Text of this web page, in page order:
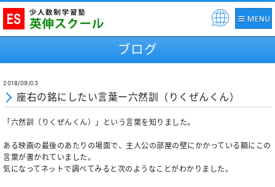
ブログ
2018/09/03
座右の銘にしたい言葉ー六然訓（りくぜんくん）
「六然訓（りくぜんくん）」という言葉を知りました。
ある映画の最後のあたりの場面で、主人公の部屋の壁にかかっている額にこの
言葉が書かれていました。
気になってネットで調べてみると次のようなことがわかりました。